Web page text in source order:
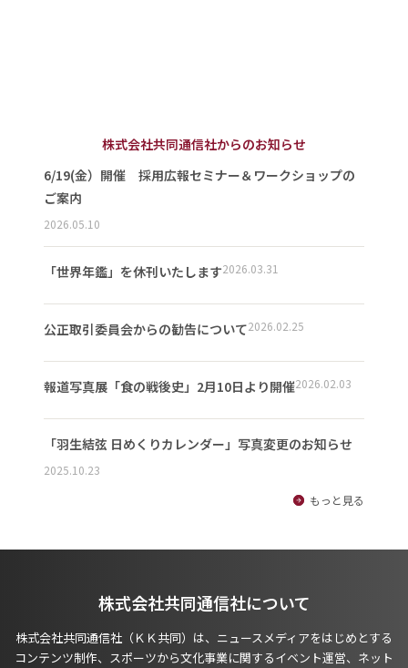
株式会社共同通信社からのお知らせ
6/19(金）開催 採用広報セミナー＆ワークショップの
ご案内
2026.05.10
「世界年鑑」を休刊いたします2026.03.31
公正取引委員会からの勧告について2026.02.25
報道写真展「食の戦後史」2月10日より開催2026.02.03
「羽生結弦 日めくりカレンダー」写真変更のお知らせ
2025.10.23
もっと見る
株式会社共同通信社について
株式会社共同通信社（ＫＫ共同）は、ニュースメディアをはじめとする
コンテンツ制作、スポーツから文化事業に関するイベント運営、ネット